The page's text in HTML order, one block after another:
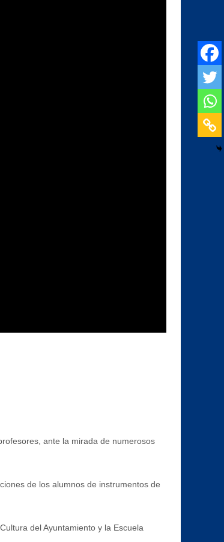
ante la mirada de numerosos
de los alumnos de instrumentos de
del Ayuntamiento y la Escuela